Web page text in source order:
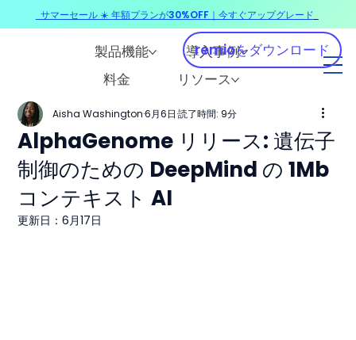
製品機能
導入事例
料金
リソース
remioをダウンロード
AlphaGenome リリース: 遺伝子
制御のための DeepMind の 1Mb
コンテキスト AI
Aisha Washington 6月6日 読了時間: 9分
更新日：6月17日
サマーセール ☀️ 年額プランが30%OFF｜今すぐアップグレード